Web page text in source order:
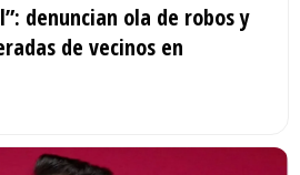
denuncian ola de robos y
de vecinos en